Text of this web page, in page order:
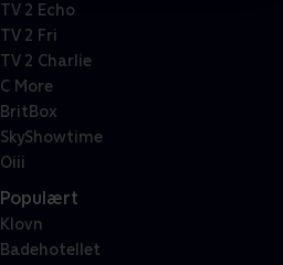
TV 2 Echo
TV 2 Fri
TV 2 Charlie
C More
BritBox
SkyShowtime
Oiii
Populært
Klovn
Badehotellet